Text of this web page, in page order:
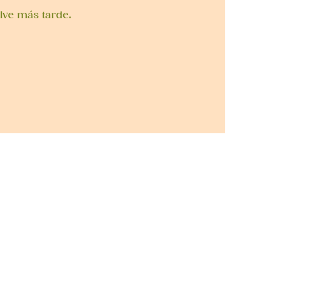
más tarde.